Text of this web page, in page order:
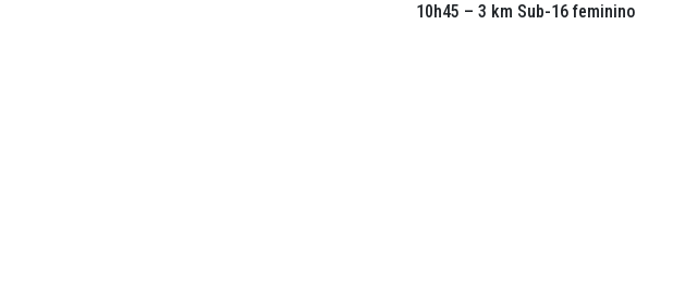
10h45 – 3 km Sub-16 feminino